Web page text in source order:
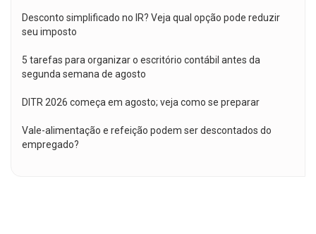
Desconto simplificado no IR? Veja qual opção pode reduzir
seu imposto
5 tarefas para organizar o escritório contábil antes da
segunda semana de agosto
DITR 2026 começa em agosto; veja como se preparar
Vale-alimentação e refeição podem ser descontados do
empregado?